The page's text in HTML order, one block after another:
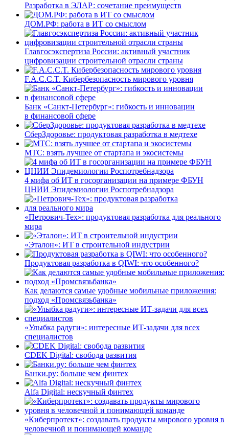
Разработка в ЭЛАР: сочетание преимуществ
ДОМ.РФ: работа в ИТ со смыслом
Главгосэкспертиза России: активный участник
цифровизации строительной отрасли страны
F.A.C.C.T. Кибербезопасность мирового уровня
Банк «Санкт-Петербург»: гибкость и инновации
в финансовой сфере
СберЗдоровье: продуктовая разработка в медтехе
МТС: взять лучшее от стартапа и экосистемы
4 мифа об ИТ в госорганизации на примере ФБУН
ЦНИИ Эпидемиологии Роспотребнадзора
«Петрович-Тех»: продуктовая разработка для реального
мира
«Эталон»: ИТ в строительной индустрии
Продуктовая разработка в QIWI: что особенного?
Как делаются самые удобные мобильные приложения:
подход «Промсвязьбанка»
«Улыбка радуги»: интересные ИТ-задачи для всех
специалистов
CDEK Digital: свобода развития
Банки.ру: больше чем финтех
Alfa Digital: нескучный финтех
«Киберпротект»: создавать продукты мирового уровня в
человечной и понимающей команде